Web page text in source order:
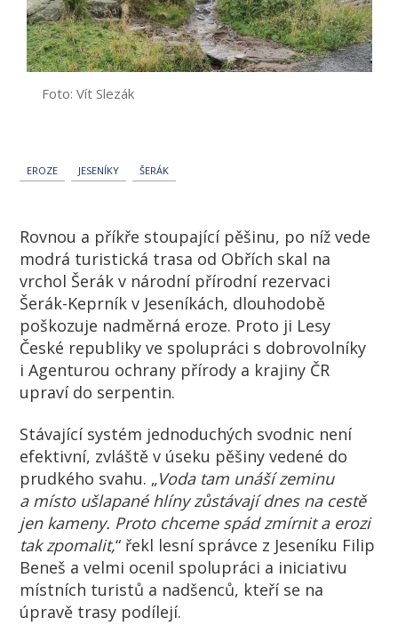
Foto: Vít Slezák
EROZE JESENÍKY ŠERÁK
Rovnou a příkře stoupající pěšinu, po níž vede
modrá turistická trasa od Obřích skal na
vrchol Šerák v národní přírodní rezervaci
Šerák-Keprník v Jeseníkách, dlouhodobě
poškozuje nadměrná eroze. Proto ji Lesy
České republiky ve spolupráci s dobrovolníky
i Agenturou ochrany přírody a krajiny ČR
upraví do serpentin.
Stávající systém jednoduchých svodnic není
efektivní, zvláště v úseku pěšiny vedené do
prudkého svahu. „Voda tam unáší zeminu
a místo ušlapané hlíny zůstávají dnes na cestě
jen kameny. Proto chceme spád zmírnit a erozi
tak zpomalit,“ řekl lesní správce z Jeseníku Filip
Beneš a velmi ocenil spolupráci a iniciativu
místních turistů a nadšenců, kteří se na
úpravě trasy podílejí.